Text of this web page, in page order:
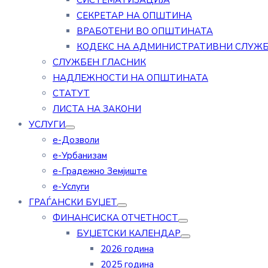
СЕКРЕТАР НА ОПШТИНА
ВРАБОТЕНИ ВО ОПШТИНАТА
КОДЕКС НА АДМИНИСТРАТИВНИ
СЛУЖБЕН ГЛАСНИК
НАДЛЕЖНОСТИ НА ОПШТИНАТА
СТАТУТ
ЛИСТА НА ЗАКОНИ
УСЛУГИ
е-Дозволи
е-Урбанизам
е-Градежно Земјиште
е-Услуги
ГРАЃАНСКИ БУЏЕТ
ФИНАНСИСКА ОТЧЕТНОСТ
БУЏЕТСКИ КАЛЕНДАР
2026 година
2025 година